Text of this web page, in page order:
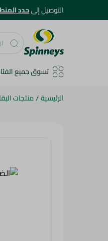
التوصيل إلىحدد
تسوق جميع
الرئيسية/منتجات